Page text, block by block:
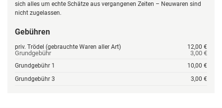
sich alles um echte Schätze aus vergangenen Zeiten – Neuwaren sind
nicht zugelassen.
Gebühren
priv. Trödel (gebrauchte Waren aller Art) 12,00 €
Grundgebühr 3,00 €
Grundgebühr 1
10,00 €
Grundgebühr 3
3,00 €